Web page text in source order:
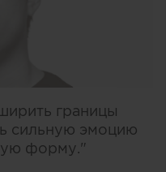
границы
сильную эмоцию
форму."